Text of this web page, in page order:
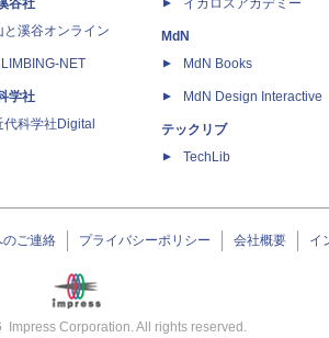
谷社
と溪谷オンライン
NET
学社
代科学社Digital
イカロスアカデミー
MdN
MdN Books
MdN Design Interactive
テックリブ
TechLib
ご連絡 プライバシーポリシー 会社概要 イ
Impress Corporation. All rights reserved.